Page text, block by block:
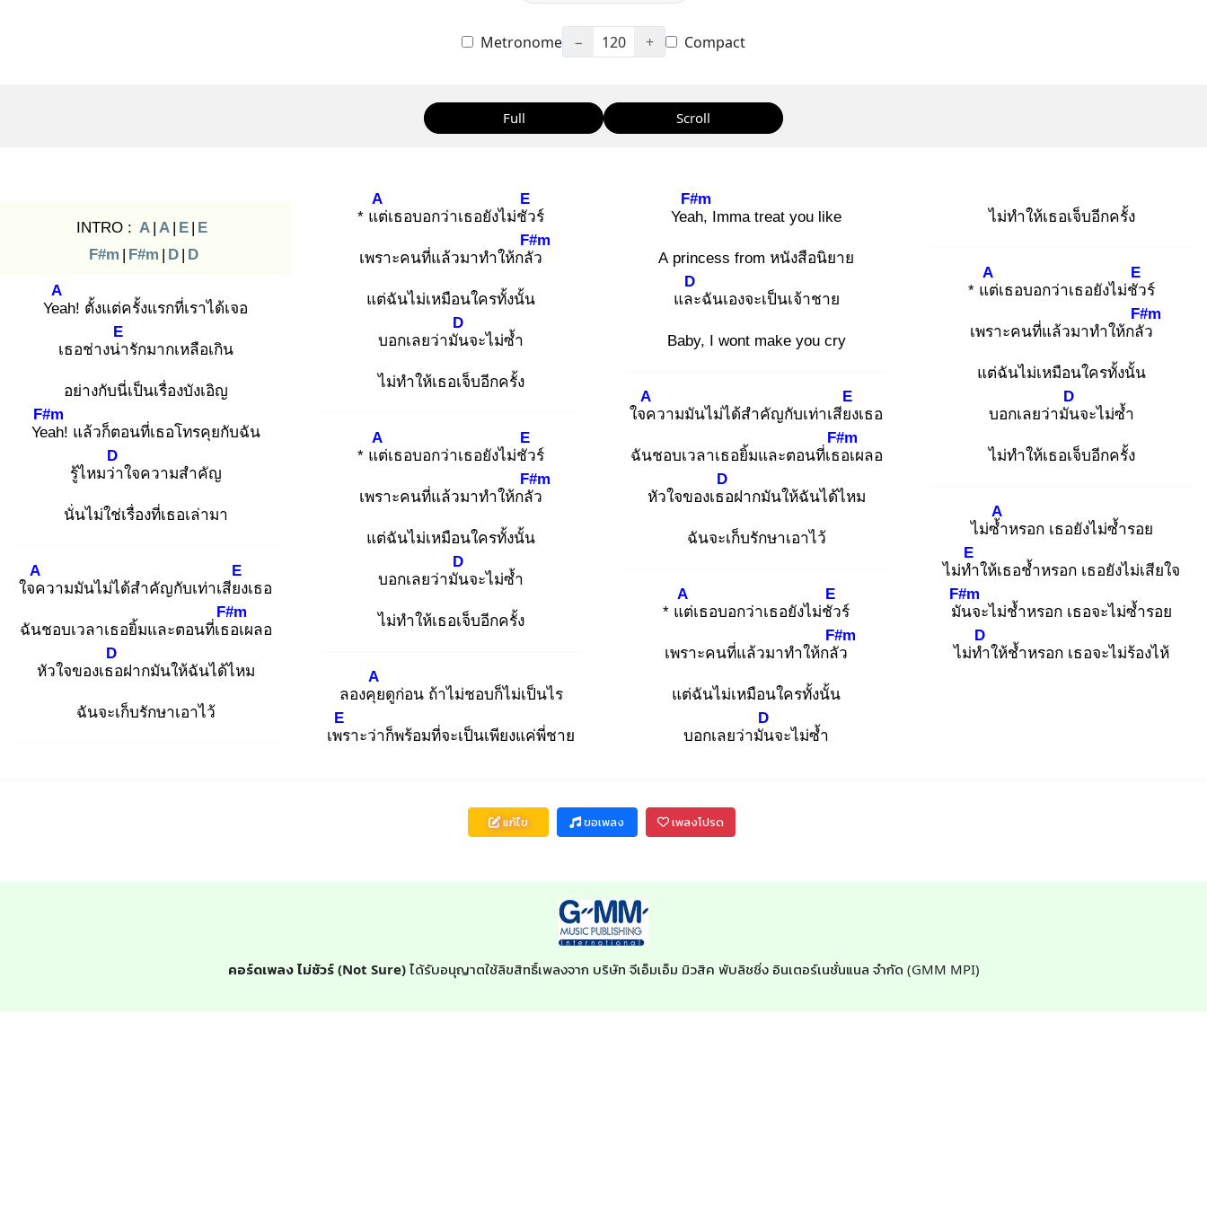
Metronome − 120 + Compact
Full Scroll
INTRO : A | A | E | E
F#m | F#m | D | D
Yea
A
h! ตั้งแต่ครั้งแรกที่เราได้เจอ
เธอช่างน่า
E
รักมากเหลือเกิน
อย่างกับนี่เป็นเรื่องบังเอิญ
Yea
F#m
h! แล้วก็ตอนที่เธอโทรคุยกับฉัน
รู้ไหมว่า
D
ใจความสำคัญ
นั่นไม่ใช่เรื่องที่เธอเล่ามา
ใจค
A
วามมันไม่ได้สำคัญกับเท่าเสียง
E
เธอ
ฉันชอบเวลาเธอยิ้มและตอนที่เธอ
F#m
เผลอ
หัวใจของเธอ
D
ฝากมันให้ฉันได้ไหม
ฉันจะเก็บรักษาเอาไว้
* แต่
A
เธอบอกว่าเธอยังไม่ชัว
E
ร์
เพราะคนที่แล้วมาทำให้กลัว
F#m
แต่ฉันไม่เหมือนใครทั้งนั้น
บอกเลยว่ามัน
D
จะไม่ซ้ำ
ไม่ทำให้เธอเจ็บอีกครั้ง
* แต่
A
เธอบอกว่าเธอยังไม่ชัว
E
ร์
เพราะคนที่แล้วมาทำให้กลัว
F#m
แต่ฉันไม่เหมือนใครทั้งนั้น
บอกเลยว่ามัน
D
จะไม่ซ้ำ
ไม่ทำให้เธอเจ็บอีกครั้ง
ลองคุย
A
ดูก่อน ถ้าไม่ชอบก็ไม่เป็นไร
เพร
E
าะว่าก็พร้อมที่จะเป็นเพียงแค่พี่ชาย
Yeah
F#m
, Imma treat you like
A princess from หนังสือนิยาย
และ
D
ฉันเองจะเป็นเจ้าชาย
Baby, I wont make you cry
ใจค
A
วามมันไม่ได้สำคัญกับเท่าเสียง
E
เธอ
ฉันชอบเวลาเธอยิ้มและตอนที่เธอ
F#m
เผลอ
หัวใจของเธอ
D
ฝากมันให้ฉันได้ไหม
ฉันจะเก็บรักษาเอาไว้
* แต่
A
เธอบอกว่าเธอยังไม่ชัว
E
ร์
เพราะคนที่แล้วมาทำให้กลัว
F#m
แต่ฉันไม่เหมือนใครทั้งนั้น
บอกเลยว่ามัน
D
จะไม่ซ้ำ
ไม่ทำให้เธอเจ็บอีกครั้ง
* แต่
A
เธอบอกว่าเธอยังไม่ชัว
E
ร์
เพราะคนที่แล้วมาทำให้กลัว
F#m
แต่ฉันไม่เหมือนใครทั้งนั้น
บอกเลยว่ามัน
D
จะไม่ซ้ำ
ไม่ทำให้เธอเจ็บอีกครั้ง
ไม่ซ้ำ
A
หรอก เธอยังไม่ซ้ำรอย
ไม่ทำ
E
ให้เธอช้ำหรอก เธอยังไม่เสียใจ
มัน
F#m
จะไม่ช้ำหรอก เธอจะไม่ซ้ำรอย
ไม่ทำ
D
ให้ช้ำหรอก เธอจะไม่ร้องไห้
แก้ไข ขอเพลง เพลงโปรด
คอร์ดเพลง ไม่ชัวร์ (Not Sure)ได้รับอนุญาตใช้ลิขสิทธิ์เพลงจาก บริษัท จีเอ็มเอ็ม มิวสิค พับลิชชิ่ง อินเตอร์เนชั่นแนล จำกัด (GMM MPI)